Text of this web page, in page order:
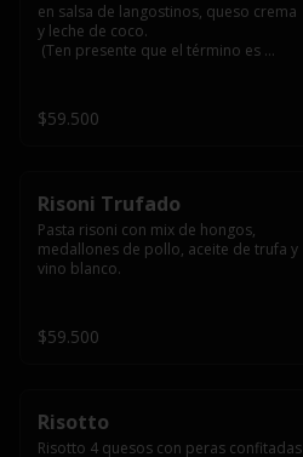
en salsa de langostinos, queso crema
y leche de coco.
(Ten presente que el término es
generar notas amargas por el carbón
activado que lo recubre)
$59.500
Risoni Trufado
Pasta risoni con mix de hongos,
medallones de pollo, aceite de trufa y
vino blanco.
$59.500
Risotto
Risotto 4 quesos con peras confitadas